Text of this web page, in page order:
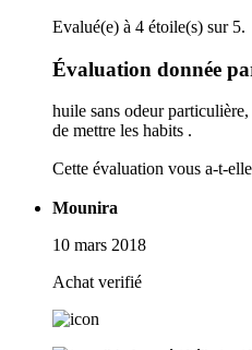
Evalué(e) à 4 étoile(s) sur 5.
Évaluation donnée
huile sans odeur
de mettre les habits .
Cette évaluation vous a-t-
Mounira
10 mars 2018
Achat verifié